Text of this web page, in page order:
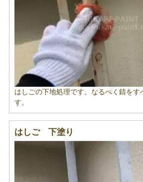
はしごの下地処理です。なるべく錆をす
す。
はしご 下塗り